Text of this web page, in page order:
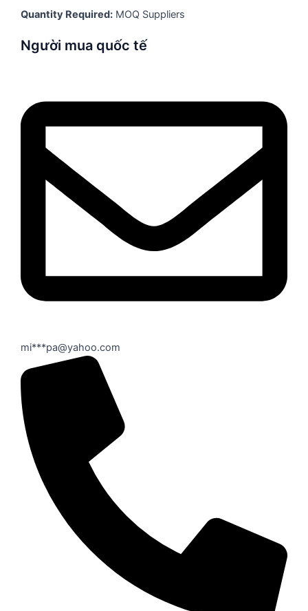
Quantity Required: MOQ Suppliers
Người mua quốc tế
mi***pa@yahoo.com